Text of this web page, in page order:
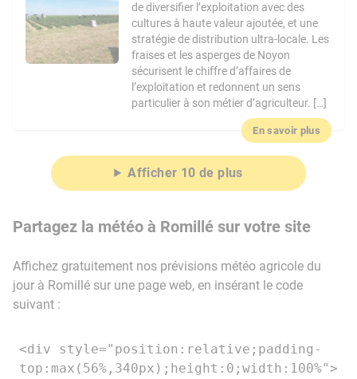
de diversifier l’exploitation avec des
cultures à haute valeur ajoutée, et une
stratégie de distribution ultra-locale. Les
fraises et les asperges de Noyon
sécurisent le chiffre d’affaires de
l’exploitation et redonnent un sens
particulier à son métier d’agriculteur. […]
En savoir plus
Afficher 10 de plus
Partagez la météo à Romillé sur votre site
Affichez gratuitement nos prévisions météo agricole du
jour à Romillé sur une page web, en insérant le code
suivant :